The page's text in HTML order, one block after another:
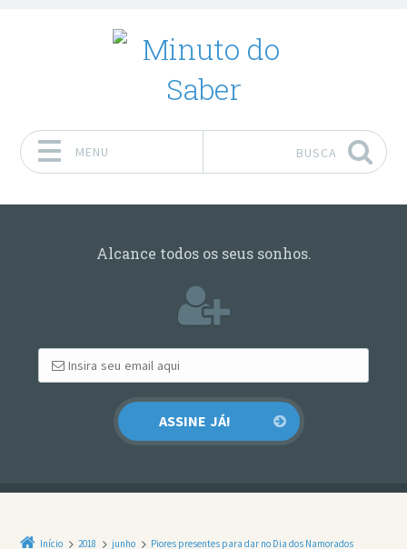
MENU BUSCA
Alcance todos os seus sonhos.
Início 2018 junho Piores presentes para dar no Dia dos Namorados